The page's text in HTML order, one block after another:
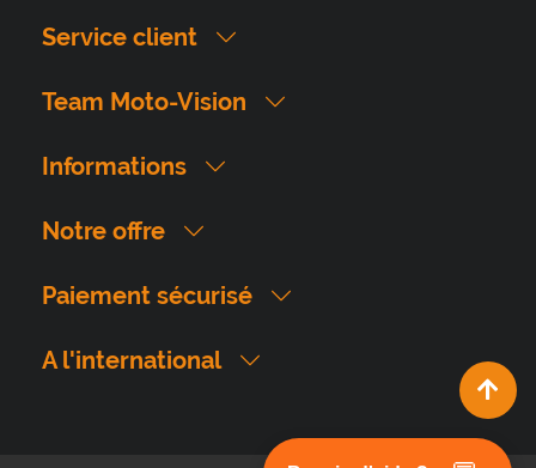
Service client
Team Moto-Vision
Informations
Notre offre
Paiement sécurisé
A l'international